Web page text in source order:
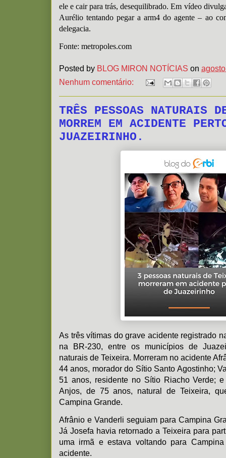
ele e cair para trás, desequilibrado. Em vídeo
Aurélio tentando pegar a arm4 do agente – ao
delegacia.
Fonte: metropoles.com
Posted by BLOG MIRON NOTÍCIAS on
Nenhum comentário:
TRÊS PESSOAS NATURAIS
MORREM EM ACIDENTE
JUAZEIRINHO.
As três vítimas do grave acidente registrado
na BR-230, entre os municípios de
naturais de Teixeira. Morreram no acidente
44 anos, morador do Sítio Santo Agostinho;
51 anos, residente no Sítio Riacho Verde;
Anjos, de 75 anos, natural de Teixeira,
Campina Grande.
Afrânio e Vanderli seguiam para Campina
Já Josefa havia retornado a Teixeira para
uma irmã e estava voltando para
acidente.